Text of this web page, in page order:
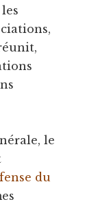
le
du